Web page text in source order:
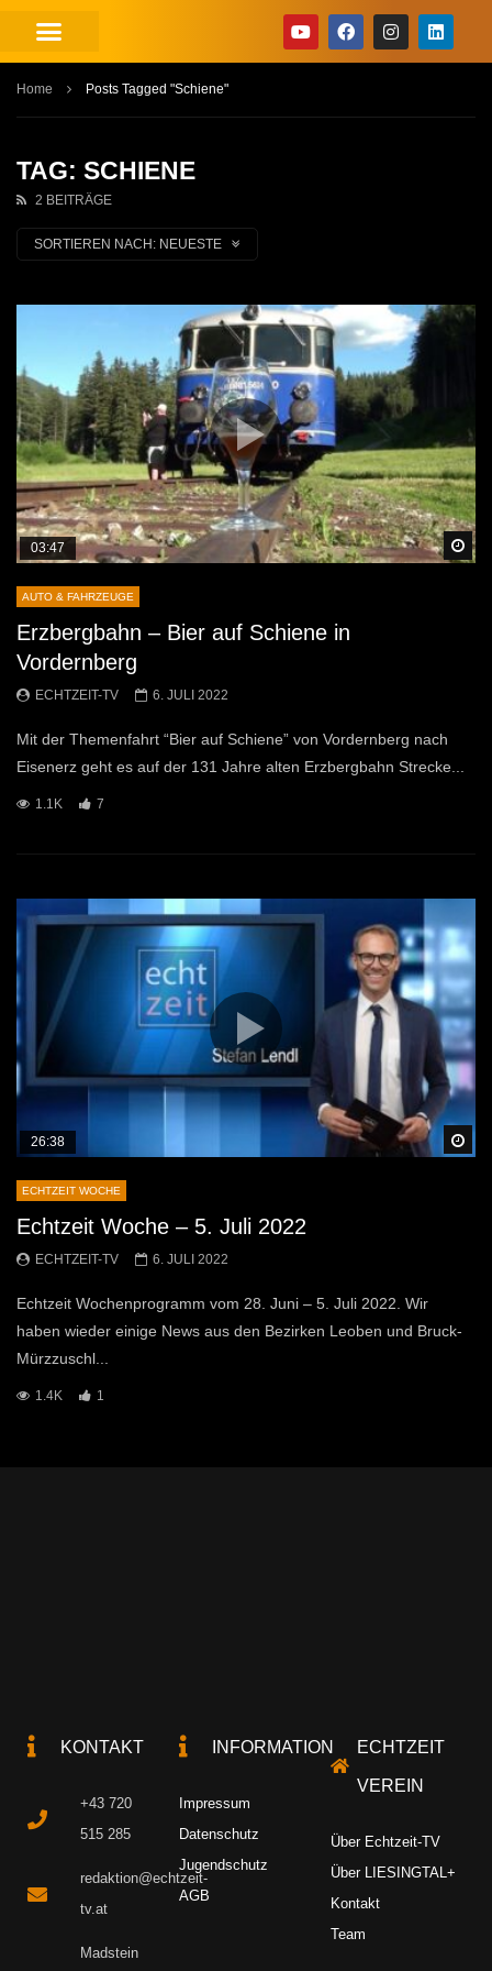
Home Posts Tagged "Schiene"
TAG: SCHIENE
2 BEITRÄGE
SORTIEREN NACH: NEUESTE
03:47
AUTO & FAHRZEUGE
Erzbergbahn – Bier auf Schiene in
Vordernberg
ECHTZEIT-TV 6. JULI 2022
Mit der Themenfahrt “Bier auf Schiene” von Vordernberg nach
Eisenerz geht es auf der 131 Jahre alten Erzbergbahn Strecke...
1.1K 7
26:38
ECHTZEIT WOCHE
Echtzeit Woche – 5. Juli 2022
ECHTZEIT-TV 6. JULI 2022
Echtzeit Wochenprogramm vom 28. Juni – 5. Juli 2022. Wir
haben wieder einige News aus den Bezirken Leoben und Bruck-
Mürzzuschl...
1.4K 1
KONTAKT
+43 720
515 285
redaktion@echtzeit-
tv.at
Madstein
INFORMATION
Impressum
Datenschutz
Jugendschutz
AGB
ECHTZEIT
VEREIN
Über Echtzeit-TV
Über LIESINGTAL+
Kontakt
Team